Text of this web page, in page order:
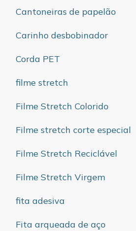
Cantoneiras de papelão
Carinho desbobinador
Corda PET
filme stretch
Filme Stretch Colorido
Filme stretch corte especial
Filme Stretch Reciclável
Filme Stretch Virgem
fita adesiva
Fita arqueada de aço